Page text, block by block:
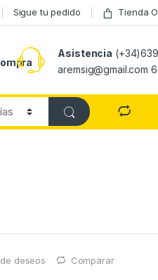
Sigue tu pedido Tienda
Asistencia
aremsig@gmail.com
deseos Comparar